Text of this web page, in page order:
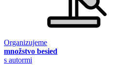
Organizujeme
množstvo besied
s autormi